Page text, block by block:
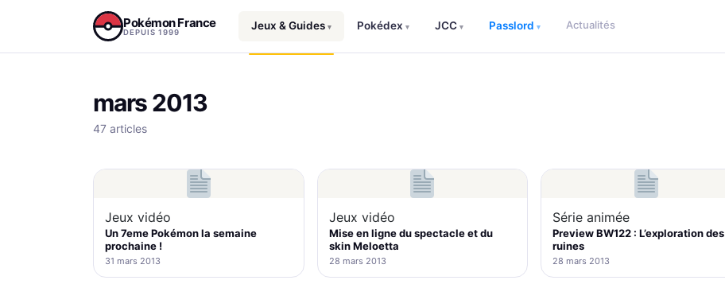
Pokémon France
DEPUIS 1999
Jeux & Guides ▾ Pokédex ▾ JCC ▾ Passlord ▾ Actualités
mars 2013
47 articles
Jeux vidéo
Un 7eme Pokémon la semaine
prochaine !
31 mars 2013
Jeux vidéo
Mise en ligne du spectacle et du
skin Meloetta
28 mars 2013
Série animée
Preview BW122 : L’exploration des
ruines
28 mars 2013